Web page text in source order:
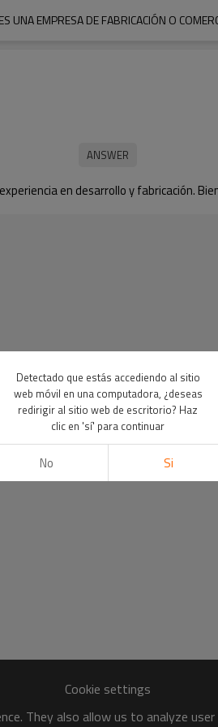
UNA EMPRESA DE FABRICACIÓN O
en desarrollo y fabricación.
Cookie settings
They also allow us to analyze
Detectado que estás accediendo al sitio
web móvil en una computadora, ¿deseas
redirigir al sitio web de escritorio? Haz
clic en 'sí' para continuar
No Si